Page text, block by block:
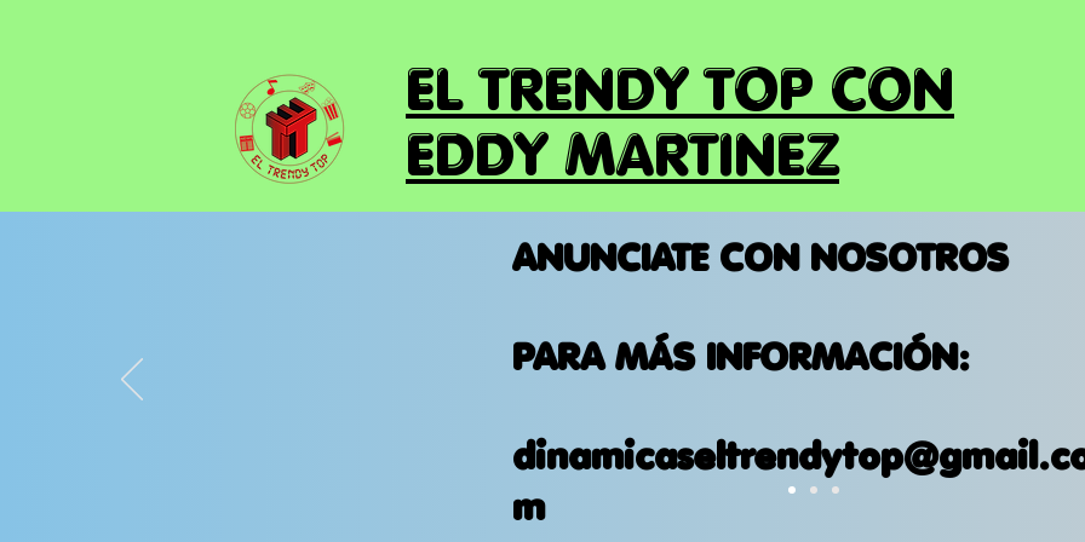
EL TRENDY TOP CON
EDDY MARTINEZ
ANUNCIATE CON NOSOTROS
PARA MÁS INFORMACIÓN:
m